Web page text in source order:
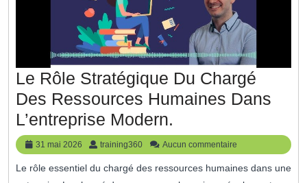
Le Rôle Stratégique Du Chargé
Des Ressources Humaines Dans
L’entreprise Modern.
Rôle
Stratégique
31 mai 2026
31
mai
2026
training360 training360
Aucun commentaire
Le rôle essentiel du chargé des ressources humaines dans une